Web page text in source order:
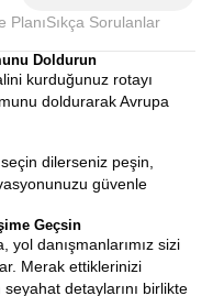
Planı Sıkça Sorulanlar
Doldurun
kurduğunuz rotayı
doldurarak Avrupa
dilerseniz peşin,
güvenle
Geçsin
yol danışmanlarımız sizi
Merak ettiklerinizi
detaylarını birlikte